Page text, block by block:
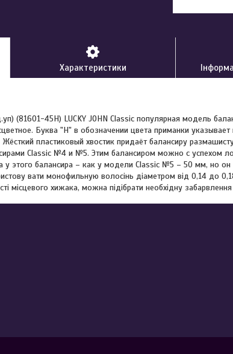
Характеристики
(81601-45H) LUCKY JOHN Classic популярная модель
Буква "H" в обозначении цвета приманки указывает
пластиковый хвостик придаёт балансиру
Сlassic №4 и №5. Этим балансиром можно с успехом
у этого балансира – как у модели Classic №5 – 50 мм, но он
вати монофильную волосінь діаметром від 0,14 до
місцевого хижака, можна підібрати необхідну